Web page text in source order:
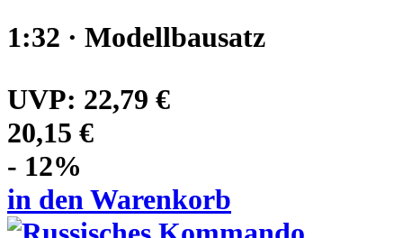
1:32 · Modellbausatz
UVP: 22,79 €
20,15 €
- 12%
in den Warenkorb